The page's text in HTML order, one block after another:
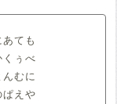
あても
くぅべ
んむに
ぱえや